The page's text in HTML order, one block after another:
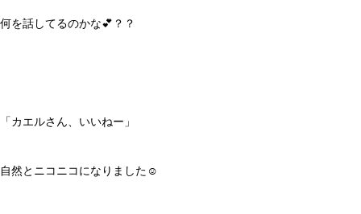
何を話してるのかな💕？？
「カエルさん、いいねー」
自然とニコニコになりました☺️